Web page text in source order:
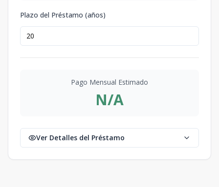
Plazo del Préstamo (años)
Pago Mensual Estimado
N/A
Ver Detalles del Préstamo